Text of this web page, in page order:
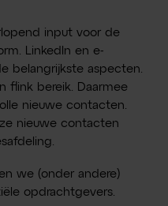
input voor de
LinkedIn en e-
belangrijkste aspecten.
flink bereik. Daarmee
nieuwe contacten.
nieuwe contacten
we (onder andere)
opdrachtgevers.